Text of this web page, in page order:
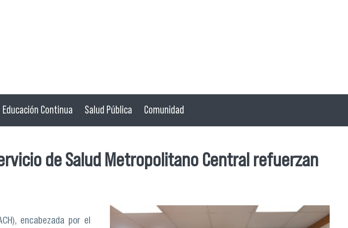
Educación Continua Salud Pública Comunidad
de Salud Metropolitano Central refuerzan
encabezada por el